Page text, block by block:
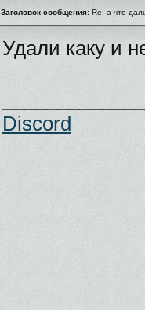
Заголовок сообщения: Re: а что
Удали каку и
Discord